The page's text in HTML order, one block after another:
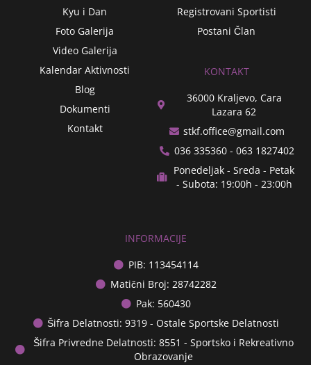
Kyu i Dan
Foto Galerija
Video Galerija
Kalendar Aktivnosti
Blog
Dokumenti
Kontakt
Registrovani Sportisti
Postani Član
KONTAKT
36000 Kraljevo, Cara
Lazara 62
stkf.office@gmail.com
036 335360 - 063 1827402
Ponedeljak - Sreda - Petak
- Subota: 19:00h - 23:00h
INFORMACIJE
PIB: 113454114
Matični Broj: 28742282
Pak: 560430
Šifra Delatnosti: 9319 - Ostale Sportske Delatnosti
Šifra Privredne Delatnosti: 8551 - Sportsko i Rekreativno
Obrazovanje